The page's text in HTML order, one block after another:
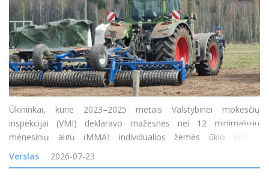
Ūkininkai, kurie 2023–2025 metais Valstybinei mokesčių
inspekcijai (VMI) deklaravo mažesnes nei 12 minimaliųjų
mėnesinių algų (MMA) individualios žemės ūkio veiklos
apmokestinamąsias pajamas arba jų visai neturėjo, tačiau gavo
Verslas 2026-07-23